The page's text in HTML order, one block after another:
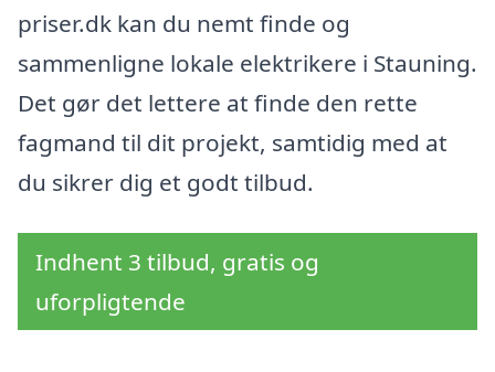
priser.dk kan du nemt finde og
sammenligne lokale elektrikere i Stauning.
Det gør det lettere at finde den rette
fagmand til dit projekt, samtidig med at
du sikrer dig et godt tilbud.
Indhent 3 tilbud, gratis og
uforpligtende